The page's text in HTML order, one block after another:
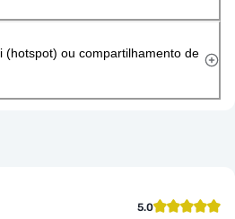
(hotspot) ou compartilhamento de
5.0